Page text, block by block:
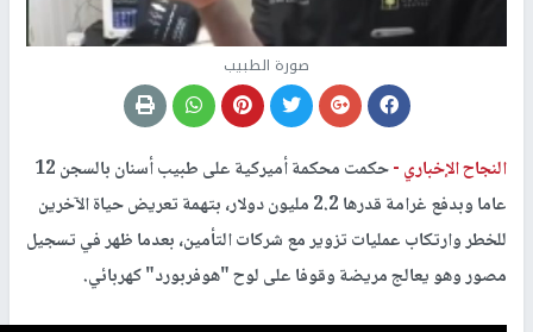
صورة الطبيب
النجاح الإخباري -
حكمت محكمة أميركية على طبيب أسنان بالسجن 12
عاما وبدفع غرامة قدرها 2.2 مليون دولار، بتهمة تعريض حياة الآخرين
للخطر وارتكاب عمليات تزوير مع شركات التأمين، بعدما ظهر في تسجيل
مصور وهو يعالج مريضة وقوفا على لوح "هوفربورد" كهربائي.